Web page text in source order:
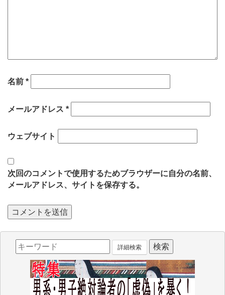
名前 *
メールアドレス *
ウェブサイト
次回のコメントで使用するためブラウザーに自分の名前、
メールアドレス、サイトを保存する。
詳細検索